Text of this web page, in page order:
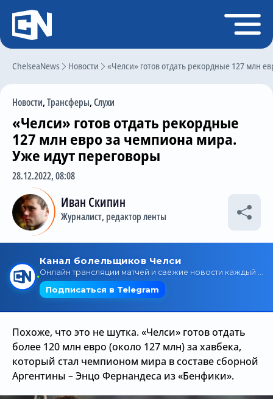
ChelseaNews Новости «Челси» готов отдать рекордные 127 млн
Новости,Трансферы,Слухи
«Челси» готов отдать рекордные
127 млн евро за чемпиона мира.
Уже идут переговоры
28.12.2022, 08:08
Иван Скипин
Журналист, редактор ленты
Похоже, что это не шутка. «Челси» готов отдать
более 120 млн евро (около 127 млн) за хавбека,
который стал чемпионом мира в составе сборной
Аргентины – Энцо Фернандеса из «Бенфики».
Регистрация
Главная
Чат
Трансферы
Слухи
История Челси
Статистика
Календарь игр
Поиск по сайту
Трансляции
О сайте
Контакты